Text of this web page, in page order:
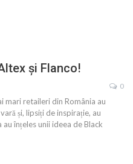
și Flanco!
0
mari retaileri din România au
și, lipsiți de inspirație, au
au înțeles unii ideea de Black